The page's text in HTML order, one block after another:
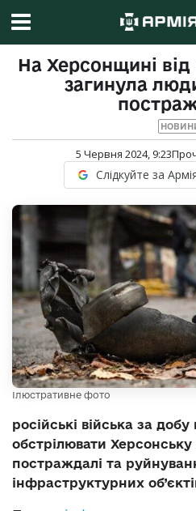
На Херсонщині
загинула
5 Червня 2024, 9:23
Слідкуйте за
Ілюстративне фото
російські війська за
обстрілювати
постраждалі та
інфраструктурних